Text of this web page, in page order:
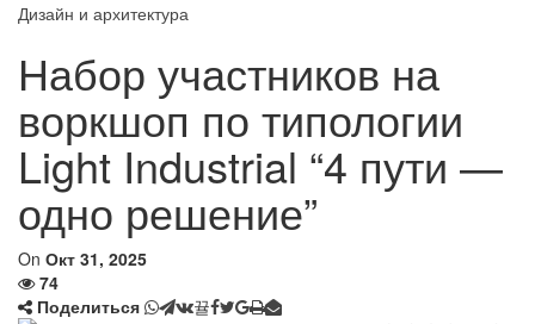
Дизайн и архитектура
Набор участников на
воркшоп по типологии
Light Industrial “4 пути —
одно решение”
On Окт 31, 2025
74
Поделиться